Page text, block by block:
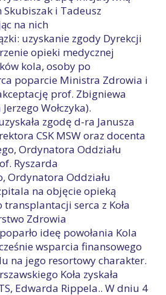
Skubiszak i Tadeusz
na nich
uzyskanie zgody Dyrekcji
opieki medycznej
kola, osoby po
poparcie Ministra Zdrowia i
prof. Zbigniewa
Wołczyka).
zgodę d-ra Janusza
CSK MSW oraz docenta
Ordynatora Oddziału
Ryszarda
Ordynatora Oddziału
na objęcie opieką
serca z Koła
Zdrowia
ideę powołania Kola
wsparcia finansowego
na jego resortowy charakter.
Koła zyskała
Edwarda Rippela.. W dniu 4